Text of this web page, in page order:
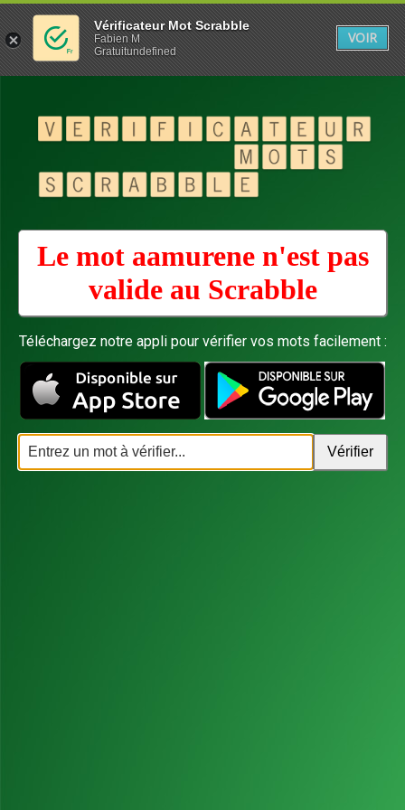
Le mot aamurene n'est pas
valide au Scrabble
Téléchargez notre appli pour vérifier vos mots facilement :
Vérificateur Mot Scrabble
Fabien M
Gratuitundefined
VOIR